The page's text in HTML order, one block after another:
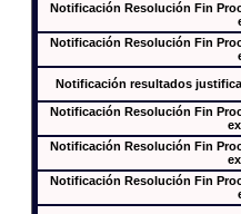
Notificación Resolución Fin
Notificación Resolución Fin
Notificación resultados
Notificación Resolución Fin
Notificación Resolución Fin
Notificación Resolución Fin